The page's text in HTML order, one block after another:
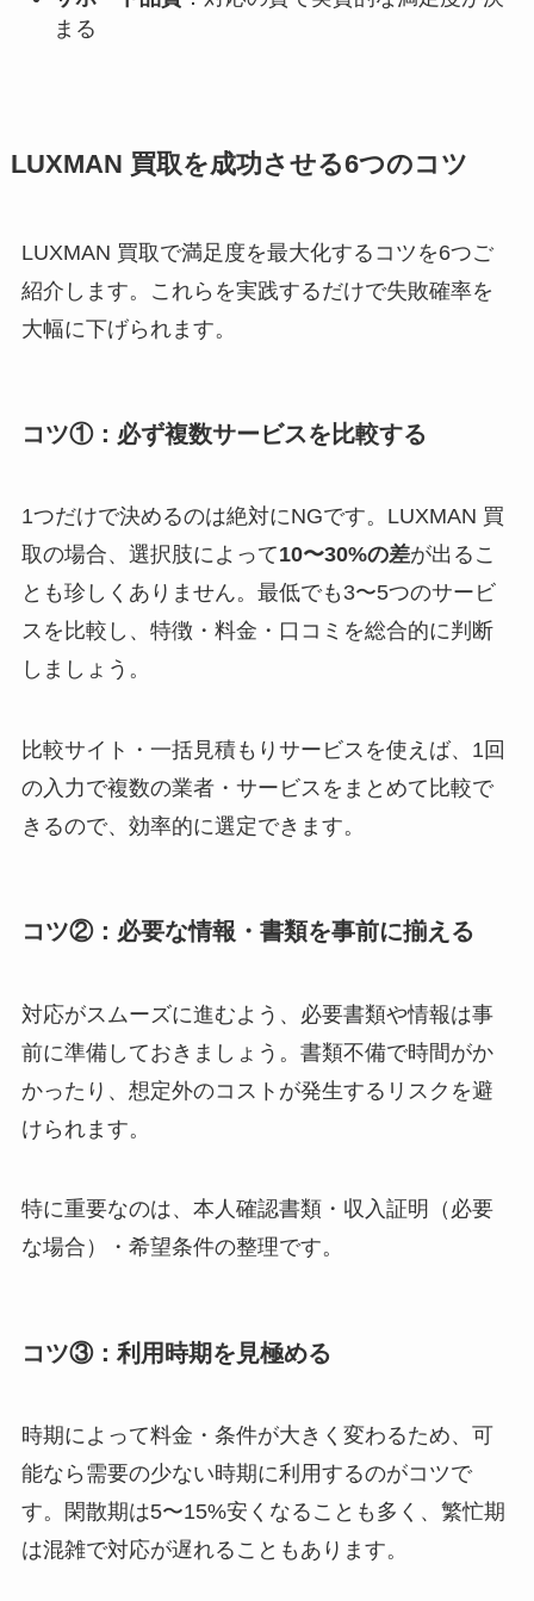
まる
LUXMAN 買取を成功させる6つのコツ
LUXMAN 買取で満足度を最大化するコツを6つご
紹介します。これらを実践するだけで失敗確率を
大幅に下げられます。
コツ①：必ず複数サービスを比較する
1つだけで決めるのは絶対にNGです。LUXMAN 買
取の場合、選択肢によって10〜30%の差が出るこ
とも珍しくありません。最低でも3〜5つのサービ
スを比較し、特徴・料金・口コミを総合的に判断
しましょう。
比較サイト・一括見積もりサービスを使えば、1回
の入力で複数の業者・サービスをまとめて比較で
きるので、効率的に選定できます。
コツ②：必要な情報・書類を事前に揃える
対応がスムーズに進むよう、必要書類や情報は事
前に準備しておきましょう。書類不備で時間がか
かったり、想定外のコストが発生するリスクを避
けられます。
特に重要なのは、本人確認書類・収入証明（必要
な場合）・希望条件の整理です。
コツ③：利用時期を見極める
時期によって料金・条件が大きく変わるため、可
能なら需要の少ない時期に利用するのがコツで
す。閑散期は5〜15%安くなることも多く、繁忙期
は混雑で対応が遅れることもあります。